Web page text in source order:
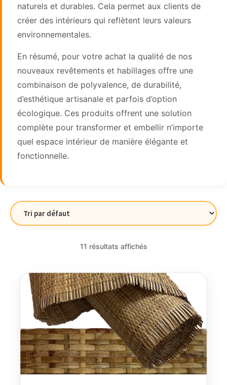
naturels et durables. Cela permet aux clients de
créer des intérieurs qui reflètent leurs valeurs
environnementales.
En résumé, pour votre achat la qualité de nos
nouveaux revêtements et habillages offre une
combinaison de polyvalence, de durabilité,
d’esthétique artisanale et parfois d’option
écologique. Ces produits offrent une solution
complète pour transformer et embellir n’importe
quel espace intérieur de manière élégante et
fonctionnelle.
11 résultats affichés